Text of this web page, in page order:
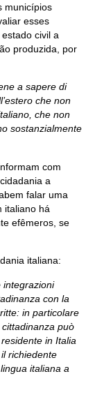
municípios
esses
civil a
produzida, por
a sapere di
che non
che non
sostanzialmente
com
a
falar uma
italiano há
efêmeros, se
italiana:
integrazioni
con la
in particolare
può
in Italia
richiedente
italiana a